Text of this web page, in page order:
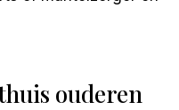
ouderen